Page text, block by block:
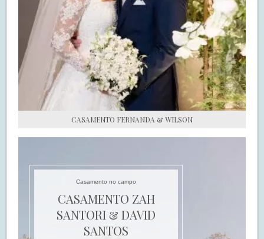
CASAMENTO FERNANDA & WILSON
Casamento no campo
CASAMENTO ZAH
SANTORI & DAVID
SANTOS